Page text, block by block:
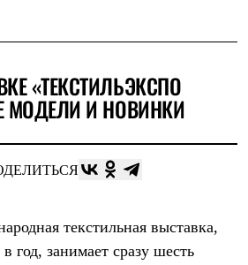
«ТЕКСТИЛЬЭКСПО
МОДЕЛИ И НОВИНКИ
текстильная выставка,
год, занимает сразу шесть